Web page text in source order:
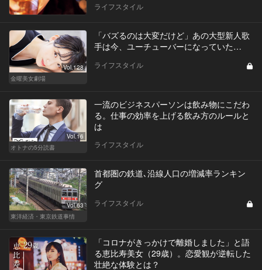
ライフスタイル
Vol.128
金曜美女劇場
「バズるのは大変だけど」あの大型新人歌
手は今、ユーチューバーになっていた…
ライフスタイル
Vol.16
オトナの5分読書
一流のビジネスパーソンは飲み物にこだわ
る。仕事の効率を上げる飲み方のルールと
は
ライフスタイル
Vol.63
東洋経済・東京鉄道事情
首都圏の鉄道､沿線人口の増減率ランキン
グ
ライフスタイル
「コロナがきっかけで離婚しました」と語
る恵比寿美女（29歳）。恋愛観が逆転した
壮絶な体験とは？